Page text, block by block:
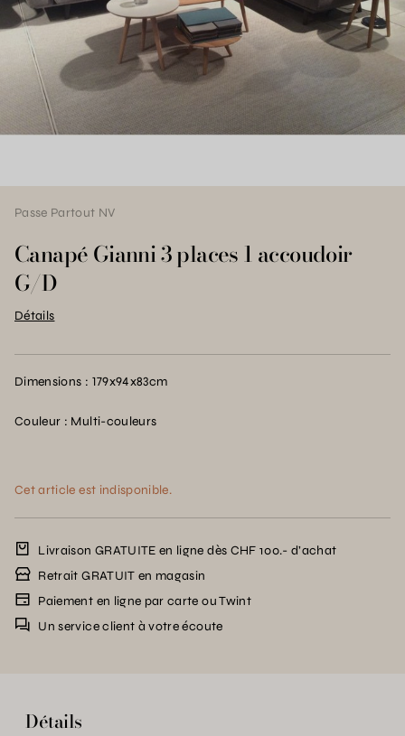
Passe Partout NV
Canapé Gianni 3 places 1 accoudoir
G/D
Détails
Dimensions : 179x94x83cm
Couleur : Multi-couleurs
Cet article est indisponible.
Livraison GRATUITE en ligne dès CHF 100.- d’achat
Retrait GRATUIT en magasin
Paiement en ligne par carte ou Twint
Un service client à votre écoute
Détails